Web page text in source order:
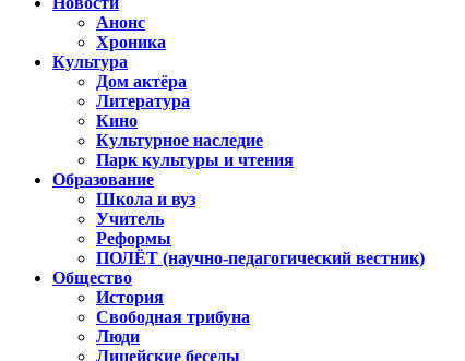
Анонс
Хроника
Культура
Дом актёра
Литература
Кино
Культурное наследие
Парк культуры и чтения
Образование
Школа и вуз
Учитель
Реформы
ПОЛЁТ (научно-педагогический вестник)
Общество
История
Свободная трибуна
Люди
Лицейские беседы